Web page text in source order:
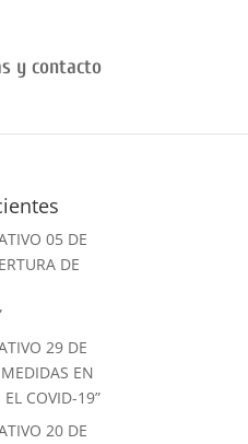
y contacto
05 DE
DE
29 DE
EN
COVID-19”
20 DE